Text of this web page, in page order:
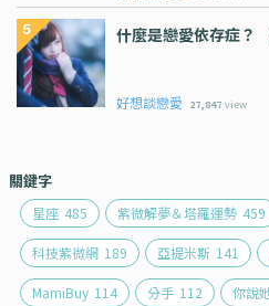
什麼是戀愛依存症？
好想談戀愛 27,847 view
關鍵字
星座 485 紫微解夢＆塔羅運勢 459
科技紫微網 189 亞提米斯 141
MamiBuy 114 分手 112 你說